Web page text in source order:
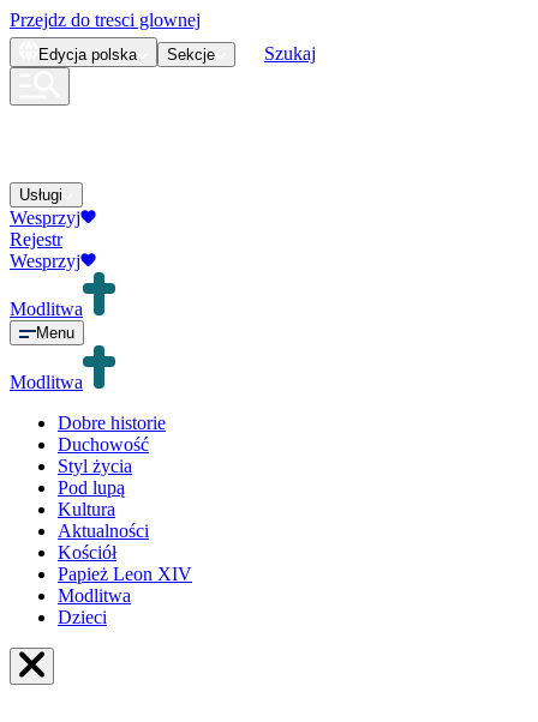
Przejdz do tresci glownej
Edycja polska Sekcje Szukaj
Usługi
Wesprzyj
Rejestr
Wesprzyj
Modlitwa
Menu
Modlitwa
Dobre historie
Duchowość
Styl życia
Pod lupą
Kultura
Aktualności
Kościół
Papież Leon XIV
Modlitwa
Dzieci